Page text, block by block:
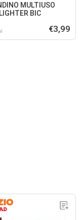
MULTIUSO
BIC
€3,99